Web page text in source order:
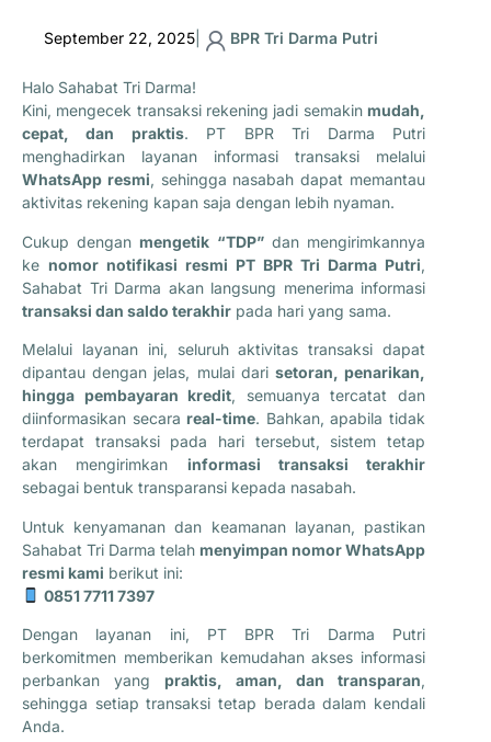
September 22, 2025 BPR Tri Darma Putri
Halo Sahabat Tri Darma!
Kini, mengecek transaksi rekening jadi semakin mudah,
cepat, dan praktis. PT BPR Tri Darma Putri
menghadirkan layanan informasi transaksi melalui
WhatsApp resmi, sehingga nasabah dapat memantau
aktivitas rekening kapan saja dengan lebih nyaman.
Cukup dengan mengetik “TDP”dan mengirimkannya
ke nomor notifikasi resmi PT BPR Tri Darma Putri,
Sahabat Tri Darma akan langsung menerima informasi
transaksi dan saldo terakhir pada hari yang sama.
Melalui layanan ini, seluruh aktivitas transaksi dapat
dipantau dengan jelas, mulai dari setoran, penarikan,
hingga pembayaran kredit, semuanya tercatat dan
diinformasikan secara real-time. Bahkan, apabila tidak
terdapat transaksi pada hari tersebut, sistem tetap
akan mengirimkan informasi transaksi terakhir
sebagai bentuk transparansi kepada nasabah.
Untuk kenyamanan dan keamanan layanan, pastikan
Sahabat Tri Darma telah menyimpan nomor WhatsApp
resmi kami berikut ini:
0851 7711 7397
Dengan layanan ini, PT BPR Tri Darma Putri
berkomitmen memberikan kemudahan akses informasi
perbankan yang praktis, aman, dan transparan,
sehingga setiap transaksi tetap berada dalam kendali
Anda.